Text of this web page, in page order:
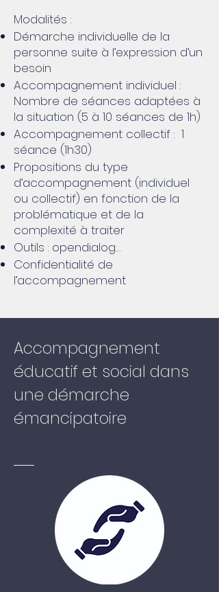
Modalités :
Démarche individuelle de la
personne suite à l’expression d’un
besoin
Accompagnement individuel :
Nombre de séances adaptées à
la situation (5 à 10 séances de 1h)
Accompagnement collectif : 1
séance (1h30)
Propositions du type
d’accompagnement (individuel
ou collectif) en fonction de la
problématique et de la
complexité à traiter
Outils : opendialog…
Confidentialité de
l’accompagnement
Accompagnement
éducatif et social dans
une démarche
émancipatoire